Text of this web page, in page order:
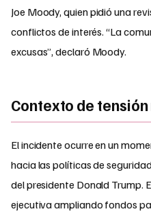
Joe Moody, quien pidió una
conflictos de interés. “La
excusas”, declaró Moody.
Contexto de
El incidente ocurre en un
hacia las políticas de
del presidente Donald Trump.
ejecutiva ampliando fondos